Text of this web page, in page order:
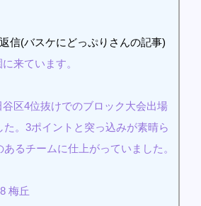
信(バスケにどっぷりさんの記事)
来ています。
区4位抜けでのブロック大会出場
た。3ポイントと突っ込みが素晴ら
あるチームに仕上がっていました。
梅丘